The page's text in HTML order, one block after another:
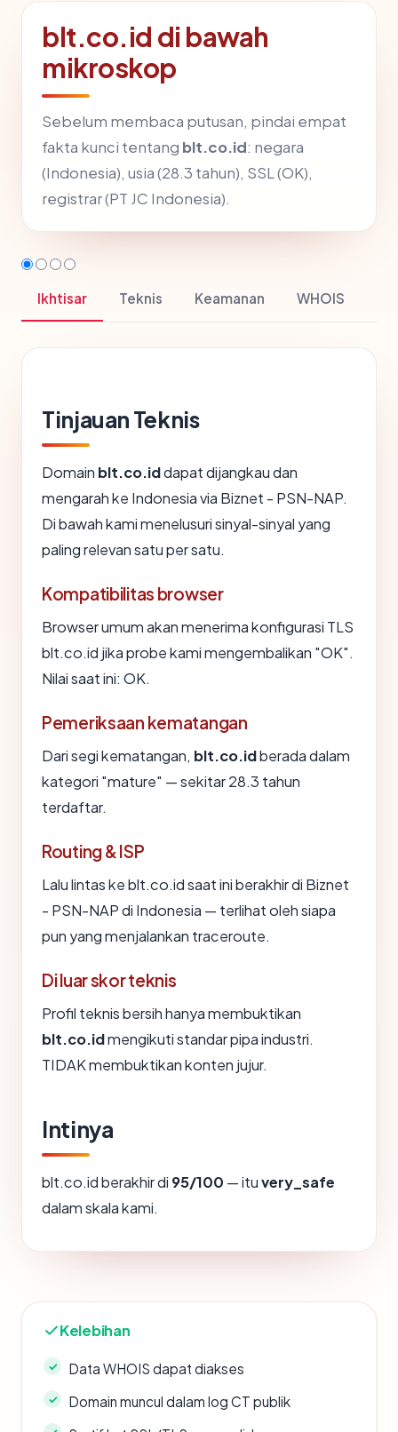
blt.co.id di bawah
mikroskop
Sebelum membaca putusan, pindai empat
fakta kunci tentang blt.co.id: negara
(Indonesia), usia (28.3 tahun), SSL (OK),
registrar (PT JC Indonesia).
Ikhtisar Teknis Keamanan WHOIS
Tinjauan Teknis
Domain blt.co.iddapat dijangkau dan
mengarah ke Indonesia via Biznet - PSN-NAP.
Di bawah kami menelusuri sinyal-sinyal yang
paling relevan satu per satu.
Kompatibilitas browser
Browser umum akan menerima konfigurasi TLS
blt.co.id jika probe kami mengembalikan "OK".
Nilai saat ini: OK.
Pemeriksaan kematangan
Dari segi kematangan, blt.co.idberada dalam
kategori "mature" — sekitar 28.3 tahun
terdaftar.
Routing & ISP
Lalu lintas ke blt.co.id saat ini berakhir di Biznet
- PSN-NAP di Indonesia — terlihat oleh siapa
pun yang menjalankan traceroute.
Di luar skor teknis
Profil teknis bersih hanya membuktikan
blt.co.idmengikuti standar pipa industri.
TIDAK membuktikan konten jujur.
Intinya
blt.co.id berakhir di 95/100 — ituvery_safe
dalam skala kami.
Kelebihan
Data WHOIS dapat diakses
Domain muncul dalam log CT publik